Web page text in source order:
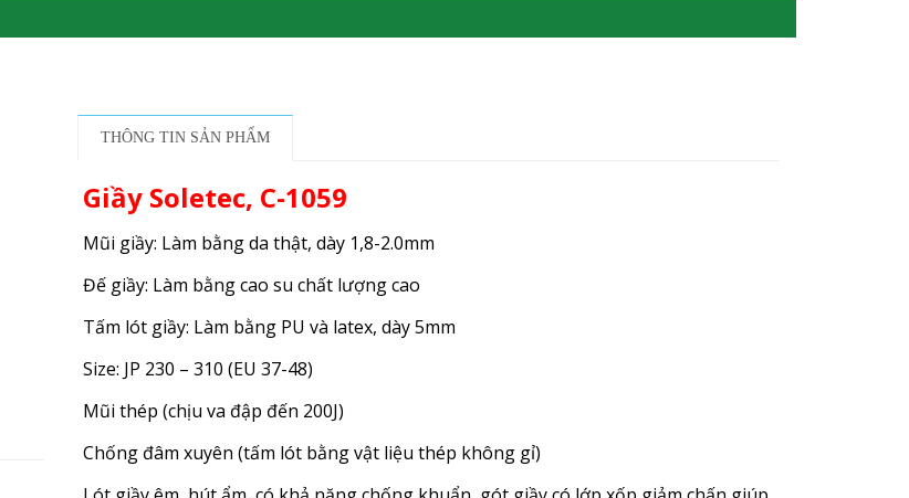
THÔNG TIN SẢN PHẨM
Giầy Soletec, C-1059
Mũi giầy: Làm bằng da thật, dày 1,8-2.0mm
Đế giầy: Làm bằng cao su chất lượng cao
Tấm lót giầy: Làm bằng PU và latex, dày 5mm
Size: JP 230 – 310 (EU 37-48)
Mũi thép (chịu va đập đến 200J)
Chống đâm xuyên (tấm lót bằng vật liệu thép không gỉ)